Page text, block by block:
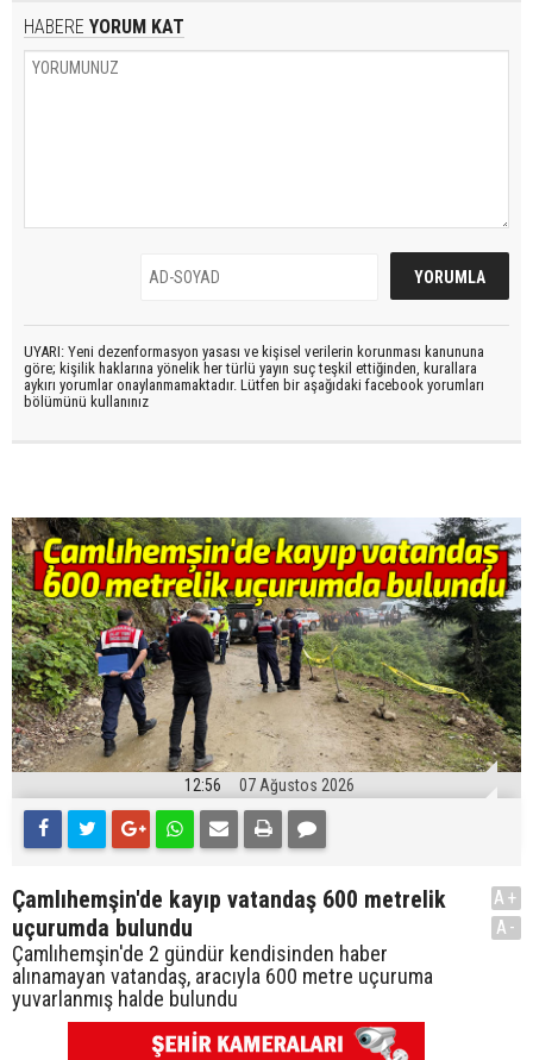
HABERE YORUM KAT
UYARI: Yeni dezenformasyon yasası ve kişisel verilerin korunması kanununa
göre; kişilik haklarına yönelik her türlü yayın suç teşkil ettiğinden, kurallara
aykırı yorumlar onaylanmamaktadır. Lütfen bir aşağıdaki facebook yorumları
bölümünü kullanınız
12:56 07 Ağustos 2026
Çamlıhemşin'de kayıp vatandaş 600 metrelik
uçurumda bulundu
Çamlıhemşin'de 2 gündür kendisinden haber
alınamayan vatandaş, aracıyla 600 metre uçuruma
yuvarlanmış halde bulundu
A+
A-